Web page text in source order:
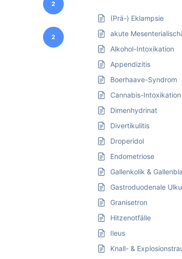
2
2
(Prä-) Eklampsie
akute
Alkohol-Intoxikation
Appendizitis
Boerhaave-Syndrom
Cannabis-Intoxikation
Dimenhydrinat
Divertikulitis
Droperidol
Endometriose
Gallenkolik &
Gastroduodenale
Granisetron
Hitzenotfälle
Ileus
Knall- &